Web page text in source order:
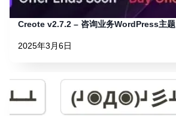
Creote v2.7.2 – 咨询业务WordPress主题
2025年3月6日